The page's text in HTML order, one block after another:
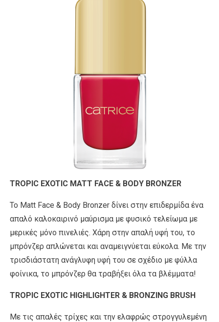
TROPIC EXOTIC MATT FACE & BODY BRONZER
Το Μatt Face & Body Bronzer δίνει στην επιδερμίδα ένα
απαλό καλοκαιρινό μαύρισμα με φυσικό τελείωμα με
μερικές μόνο πινελιές. Χάρη στην απαλή υφή του, το
μπρόνζερ απλώνεται και αναμειγνύεται εύκολα. Με την
τρισδιάστατη ανάγλυφη υφή του σε σχέδιο με φύλλα
φοίνικα, το μπρόνζερ θα τραβήξει όλα τα βλέμματα!
TROPIC EXOTIC HIGHLIGHTER & BRONZING BRUSH
Με τις απαλές τρίχες και την ελαφρώς στρογγυλεμένη